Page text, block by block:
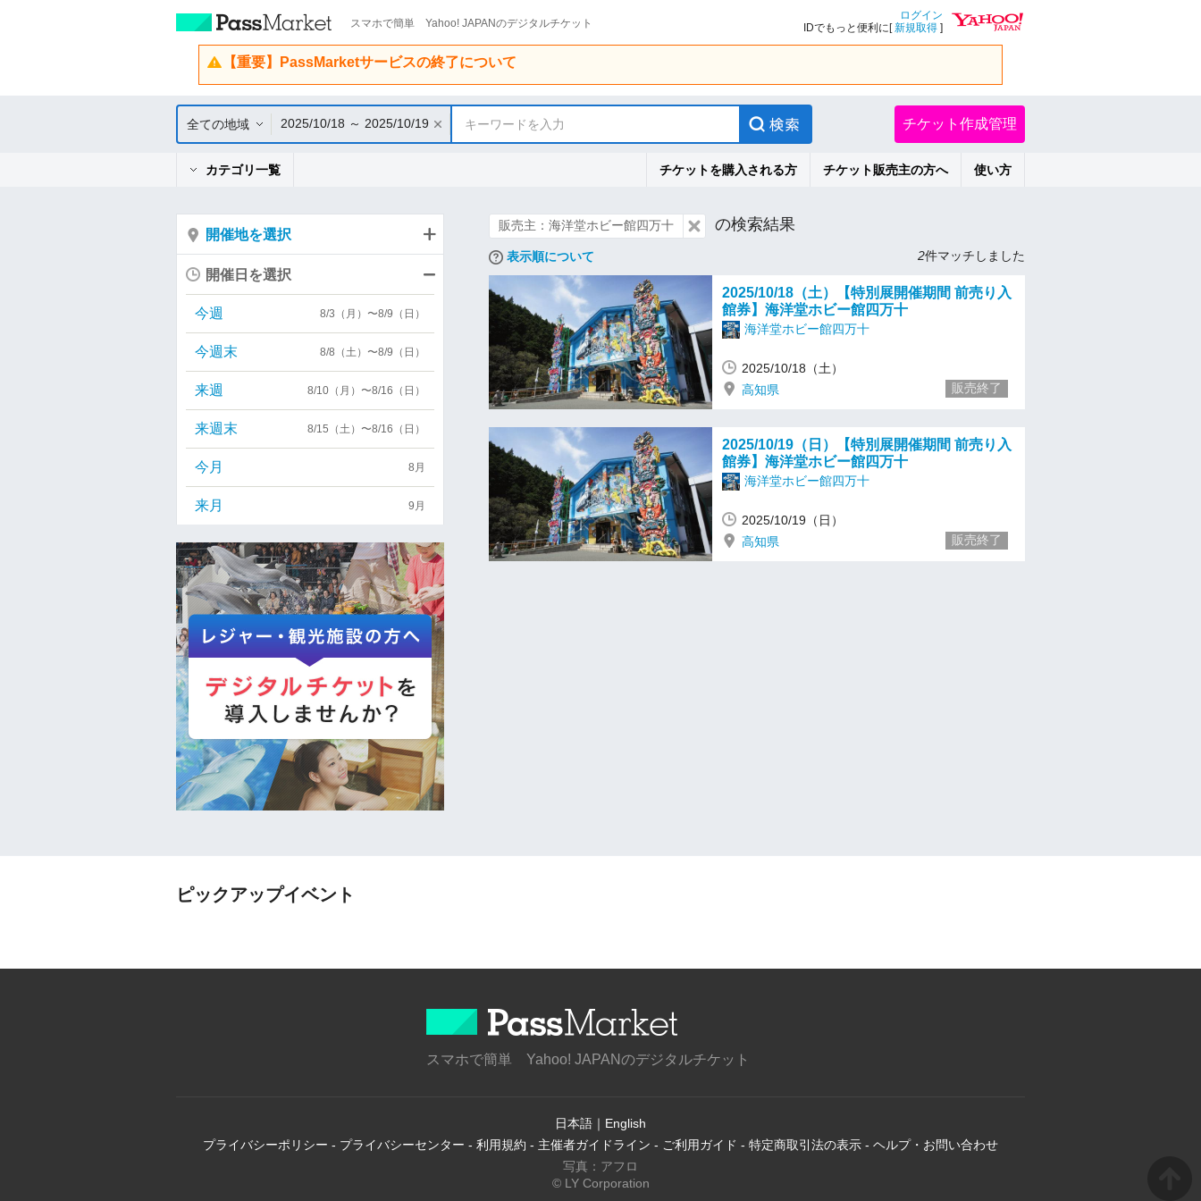
スマホで簡単 Yahoo! JAPANのデジタルチケット
ログイン
IDでもっと便利に[新規取得 ]
【重要】PassMarketサービスの終了について
全ての地域 2025/10/18 ～ 2025/10/19 キーワードを入力 チケット作成管理
カテゴリ一覧 チケットを購入される方 チケット販売主の方へ 使い方
販売主：海洋堂ホビー館四万十 の検索結果
表示順について 2件マッチしました
2025/10/18（土）【特別展開催期間 前売り入
館券】海洋堂ホビー館四万十
海洋堂ホビー館四万十
2025/10/18（土）
高知県
販売終了
2025/10/19（日）【特別展開催期間 前売り入
館券】海洋堂ホビー館四万十
海洋堂ホビー館四万十
2025/10/19（日）
高知県
販売終了
開催地を選択
開催日を選択
今週 8/3（月）〜8/9（日）
今週末 8/8（土）〜8/9（日）
来週 8/10（月）〜8/16（日）
来週末 8/15（土）〜8/16（日）
今月 8月
来月 9月
ピックアップイベント
スマホで簡単 Yahoo! JAPANのデジタルチケット
日本語 ｜ English
プライバシーポリシー - プライバシーセンター - 利用規約 - 主催者ガイドライン - ご利用ガイド - 特定商取引法の表示 - ヘルプ・お問い合わせ
写真：アフロ
© LY Corporation